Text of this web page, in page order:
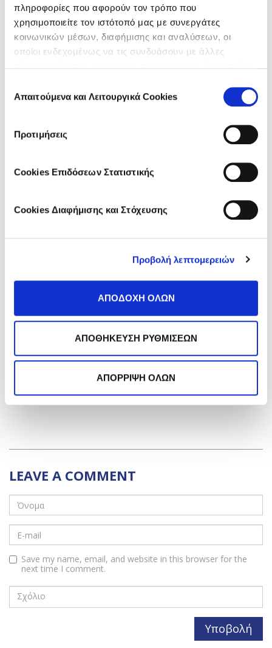
πληροφορίες που αφορούν τον τρόπο που
χρησιμοποιείτε τον ιστότοπό μας με συνεργάτες
κοινωνικών μέσων, διαφήμισης και αναλύσεων, οι
οποίοι ενδεχομένως να τις συνδυάσουν με άλλες
των υπηρεσιών τους.
συγκατάθεσης
Απαιτούμενα και Λειτουργικά Cookies
Προτιμήσεις
Cookies Επιδόσεων Στατιστικής
Cookies Διαφήμισης και Στόχευσης
Προβολή λεπτομερειών
ΑΠΟΔΟΧΗ ΟΛΩΝ
ΑΠΟΘΗΚΕΥΣΗ ΡΥΘΜΙΣΕΩΝ
ΑΠΟΡΡΙΨΗ ΟΛΩΝ
Κολύμπι & Προστασία από τον Ήλιο
FIND WHAT SUITS YOU
SUN SCREEN COLOR VELVET FACE SPF
30
Ένα πρωτοποριακό έγχρωμο αντηλιακό προσώπου
με μοναδική καλλυντική συμπεριφορά.
LEAVE A COMMENT
Save my name, email, and website in this browser for the
next time I comment.